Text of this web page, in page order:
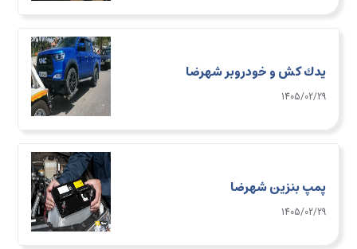
يدك كش و خودروبر شهرضا
1405/02/29
پمپ بنزین شهرضا
1405/02/29